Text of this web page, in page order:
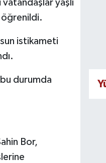
yaşlı
öğrenildi.
istikameti
bu durumda
Bor,